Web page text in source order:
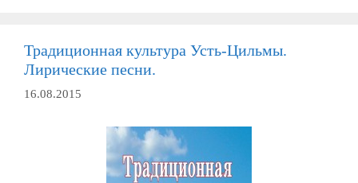
Традиционная культура Усть-Цильмы.
Лирические песни.
16.08.2015